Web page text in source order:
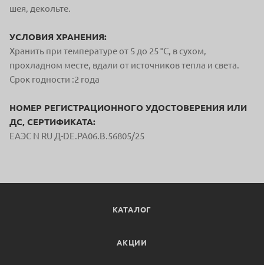
шея, декольте.
УСЛОВИЯ ХРАНЕНИЯ:
Хранить при температуре от 5 до 25 °С, в сухом,
прохладном месте, вдали от источников тепла и света.
Срок годности :2 года
НОМЕР РЕГИСТРАЦИОННОГО УДОСТОВЕРЕНИЯ ИЛИ
ДС, СЕРТИФИКАТА:
ЕАЭС N RU Д-DE.РА06.В.56805/25
КАТАЛОГ
АКЦИИ